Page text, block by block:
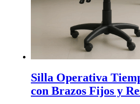
Silla Operativa
con Brazos Fijos y